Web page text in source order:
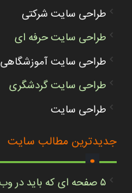
طراحی سایت شرکتی
طراحی سایت حرفه ای
طراحی سایت آموزشگاهی
طراحی سایت گردشگری
طراحی سایت
جدیدترین مطالب سایت
.
۵ صفحه ای که باید در وب سایت صنعتی خود طراحی کنید